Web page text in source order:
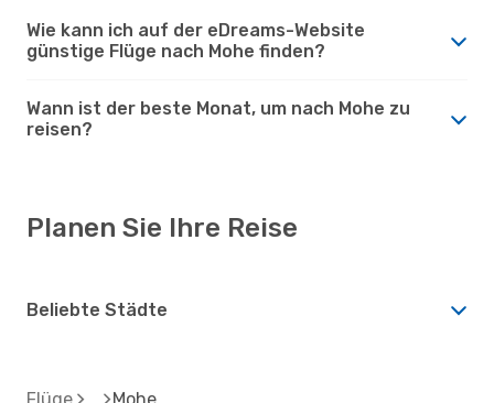
Wie kann ich auf der eDreams-Website
günstige Flüge nach Mohe finden?
Wann ist der beste Monat, um nach Mohe zu
reisen?
Planen Sie Ihre Reise
Beliebte Städte